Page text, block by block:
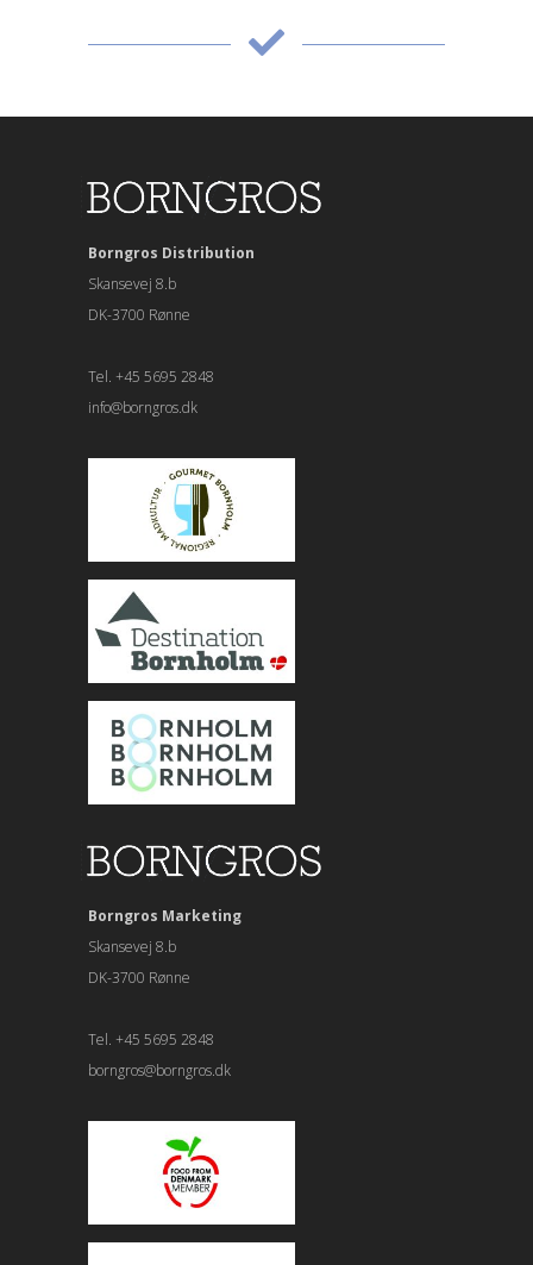
Borngros Distribution
Skansevej 8.b
DK-3700 Rønne
Tel. +45 5695 2848
info@borngros.dk
Borngros Marketing
Skansevej 8.b
DK-3700 Rønne
Tel. +45 5695 2848
borngros@borngros.dk